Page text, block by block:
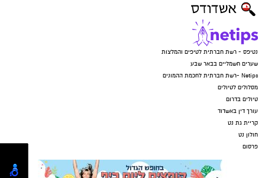
נטיפס - רשת חברתית לטיפים והמלצות
שערים חשמליים בבאר שבע
Netips -רשת חברתית לחכמת ההמונים
מסלולים לטיולים
טיולים בדרום
עורך דין באשדוד
קריית גת נט
חולון נט
פרסום